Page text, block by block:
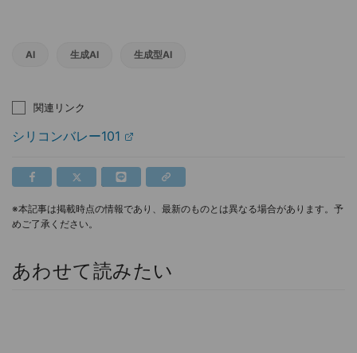
AI 生成AI 生成型AI
関連リンク
シリコンバレー101
※本記事は掲載時点の情報であり、最新のものとは異なる場合があります。予
めご了承ください。
あわせて読みたい